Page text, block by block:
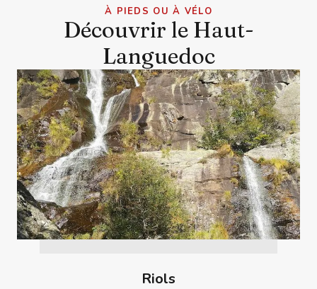
À PIEDS OU À VÉLO
Découvrir le Haut-
Languedoc
Riols